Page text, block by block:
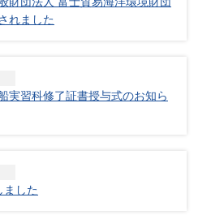
れました
実習科修了証書授与式のお知ら
ました